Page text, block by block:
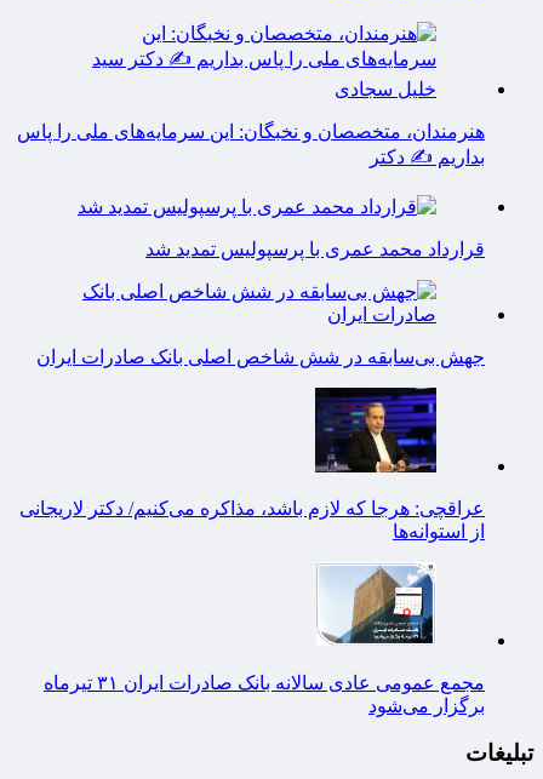
هنرمندان، متخصصان و نخبگان: این سرمایه‌های ملی را پاس
بداریم ✍️ دکتر
قرارداد محمد عمری با پرسپولیس تمدید شد
جهش بی‌سابقه در شش شاخص اصلی بانک صادرات ایران
عراقچی: هرجا که لازم باشد، مذاکره می‌کنیم/ دکتر لاریجانی
از استوانه‌ها
مجمع عمومی عادی سالانه بانک صادرات ایران ۳۱ تیرماه
برگزار می‌شود
تبلیغات